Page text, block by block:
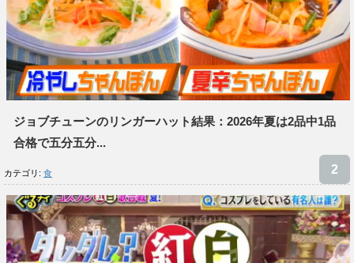
ジョブチューンのリンガーハット結果：2026年夏は2品中1品
合格で五分五分...
カテゴリ: 食